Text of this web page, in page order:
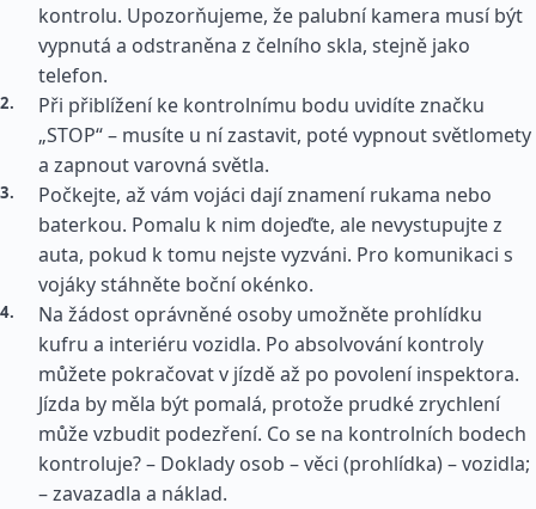
kontrolu. Upozorňujeme, že palubní kamera musí být
vypnutá a odstraněna z čelního skla, stejně jako
telefon.
Při přiblížení ke kontrolnímu bodu uvidíte značku
„STOP“ – musíte u ní zastavit, poté vypnout světlomety
a zapnout varovná světla.
Počkejte, až vám vojáci dají znamení rukama nebo
baterkou. Pomalu k nim dojeďte, ale nevystupujte z
auta, pokud k tomu nejste vyzváni. Pro komunikaci s
vojáky stáhněte boční okénko.
Na žádost oprávněné osoby umožněte prohlídku
kufru a interiéru vozidla. Po absolvování kontroly
můžete pokračovat v jízdě až po povolení inspektora.
Jízda by měla být pomalá, protože prudké zrychlení
může vzbudit podezření. Co se na kontrolních bodech
kontroluje? – Doklady osob – věci (prohlídka) – vozidla;
– zavazadla a náklad.